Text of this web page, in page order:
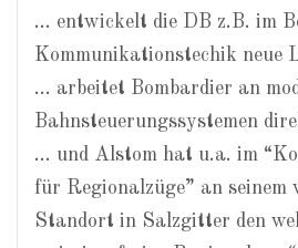
… entwickelt die DB z.B. im
Kommunikationstechik neue
… arbeitet Bombardier an
Bahnsteuerungssystemen
… und Alstom hat u.a. im
für Regionalzüge” an seinem
Standort in Salzgitter den